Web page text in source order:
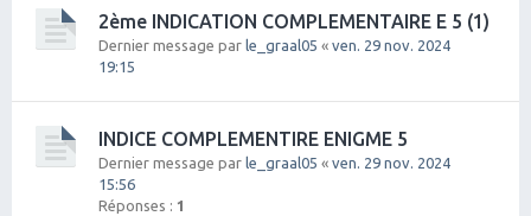
2ème INDICATION COMPLEMENTAIRE E 5 (1)
Dernier message par le_graal05 « ven. 29 nov. 2024
19:15
INDICE COMPLEMENTIRE ENIGME 5
Dernier message par le_graal05 « ven. 29 nov. 2024
15:56
Réponses : 1